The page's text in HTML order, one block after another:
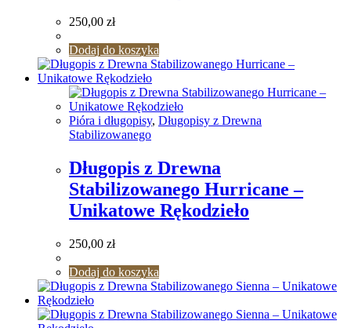
250,00 zł
Dodaj do koszyka
Pióra i długopisy, Długopisy z Drewna
Stabilizowanego
Długopis z Drewna
Stabilizowanego Hurricane –
Unikatowe Rękodzieło
250,00 zł
Dodaj do koszyka